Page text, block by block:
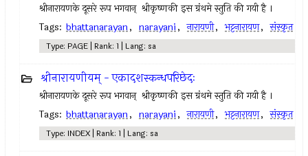
श्रीनारायणके दूसरे रूप भगवान् ‍ श्रीकृष्णकी इस ग्रंथमे स्तुति की गयी है ।
Tags: bhattanarayan, narayani, नारायणी, भट्टनारायण, संस्कृत
Type: PAGE | Rank: 1 | Lang: sa
श्रीनारायणीयम् - एकादशस्कन्धपरिछेदः
श्रीनारायणके दूसरे रूप भगवान् ‍ श्रीकृष्णकी इस ग्रंथमे स्तुति की गयी है ।
Tags: bhattanarayan, narayani, नारायणी, भट्टनारायण, संस्कृत
Type: INDEX | Rank: 1 | Lang: sa